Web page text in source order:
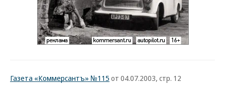
Газета «Коммерсантъ» №115 от 04.07.2003, стр. 12